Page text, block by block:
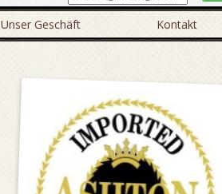
Unser Geschäft Kontakt